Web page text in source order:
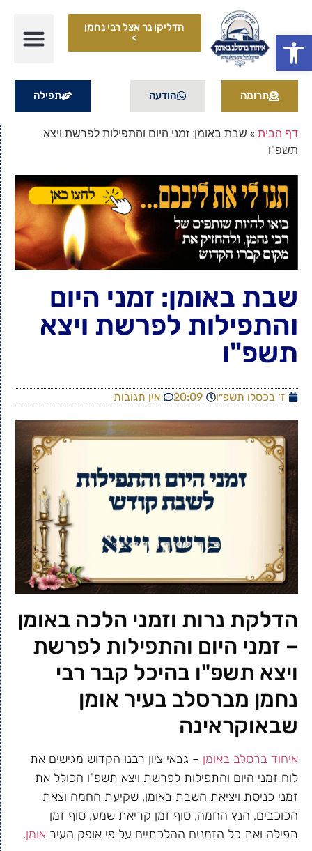
פתח סרגל נגישות
הדליקו נר אצל רבי נחמן
>
תרומה הודעה תפילה
דף הבית» שבת באומן: זמני היום והתפילות לפרשת ויצא
תשפ"ו
שבת באומן: זמני היום
והתפילות לפרשת ויצא
תשפ"ו
ז׳ בכסלו תשפ״ו 20:09 אין תגובות
הדלקת נרות וזמני הלכה באומן
– זמני היום והתפילות לפרשת
ויצא תשפ"ו בהיכל קבר רבי
נחמן מברסלב בעיר אומן
שבאוקראינה
איחוד ברסלב באומן – גבאי ציון רבנו הקדוש מגישים את
לוח זמני היום והתפילות לפרשת ויצא תשפ"ו הכולל את
זמני כניסת ויציאת השבת באומן, שקיעת החמה וצאת
הכוכבים, הנץ החמה, סוף זמן קריאת שמע, סוף זמן
תפילה ואת כל הזמנים ההלכתיים על פי אופק העיר אומן.